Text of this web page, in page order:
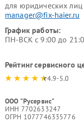
для юридических лиц
manager@fix-haier.ru
График работы:
ПН-ВСК с 9:00 до
Рейтинг сервисного
4.9-5.0
ООО "Русервис"
ИНН 7702633247
ОГРН 1077746335776